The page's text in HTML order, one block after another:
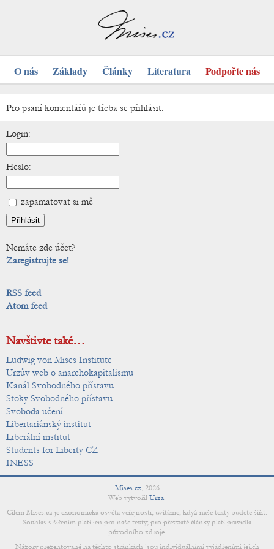
O nás Základy Články Literatura Podpořte nás
Pro psaní komentářů je třeba se přihlásit.
Login:
Heslo:
zapamatovat si mě
Nemáte zde účet?
Zaregistrujte se!
RSS feed
Atom feed
Navštivte také…
Ludwig von Mises Institute
Urzův web o anarchokapitalismu
Kanál Svobodného přístavu
Stoky Svobodného přístavu
Svoboda učení
Libertariánský institut
Liberální institut
Students for Liberty CZ
INESS
Mises.cz, 2026
Web vytvořil Urza.
Cílem Mises.cz je ekonomická osvěta veřejnosti; uvítáme, když naše texty budete šířit.
Souhlas s šířením platí jen pro naše texty; pro převzaté články platí pravidla
původního zdroje.
Názory prezentované na těchto stránkách jsou individuálními vyjádřeními jejich